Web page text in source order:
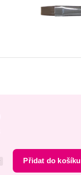
Přidat do košíku